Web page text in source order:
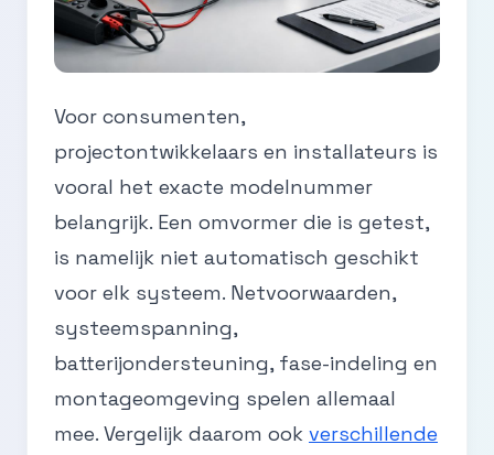
Voor consumenten,
projectontwikkelaars en installateurs is
vooral het exacte modelnummer
belangrijk. Een omvormer die is getest,
is namelijk niet automatisch geschikt
voor elk systeem. Netvoorwaarden,
systeemspanning,
batterijondersteuning, fase-indeling en
montageomgeving spelen allemaal
mee. Vergelijk daarom ook verschillende